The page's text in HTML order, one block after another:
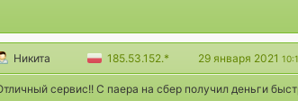
Никита 185.53.152.* 29 января 2021
сервис!! С паера на сбер получил деньги